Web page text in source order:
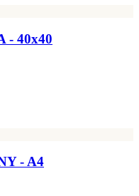
- 40x40
- A4